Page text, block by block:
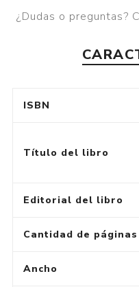
¿Dudas o preguntas?
ISBN
Título del libro
Editorial del libro
Cantidad de páginas
Ancho